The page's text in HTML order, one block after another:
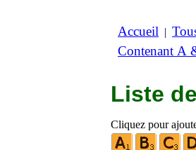
Accueil |
Contenant A
Liste
Cliquez pour